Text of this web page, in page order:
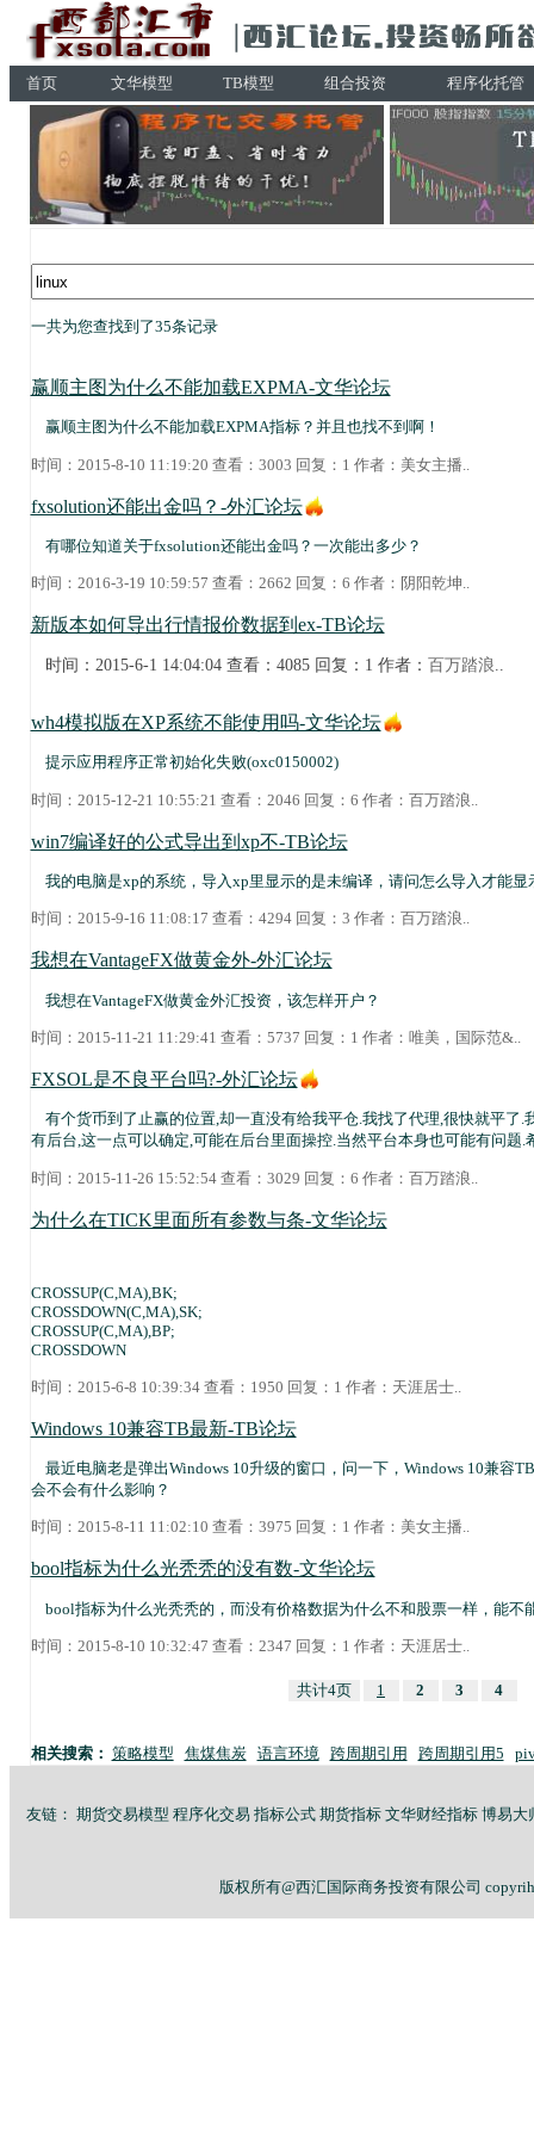
首页 文华模型 TB模型 组合投资 程序化托管
一共为您查找到了35条记录
赢顺主图为什么不能加载EXPMA-文华论坛
赢顺主图为什么不能加载EXPMA指标？并且也找不到啊！
时间：2015-8-10 11:19:20 查看：3003 回复：1 作者： 美女主播
fxsolution还能出金吗？-外汇论坛
有哪位知道关于fxsolution还能出金吗？一次能出多少？
时间：2016-3-19 10:59:57 查看：2662 回复：6 作者： 阴阳乾坤..
新版本如何导出行情报价数据到ex-TB论坛
时间：2015-6-1 14:04:04 查看：4085 回复：1 作者： 百万踏浪
wh4模拟版在XP系统不能使用吗-文华论坛
提示应用程序正常初始化失败(oxc0150002)
时间：2015-12-21 10:55:21 查看：2046 回复：6 作者： 百万踏浪
win7编译好的公式导出到xp不-TB论坛
我的电脑是xp的系统，导入xp里显示的是未编译，请问怎么导入才能显
时间：2015-9-16 11:08:17 查看：4294 回复：3 作者： 百万踏浪..
我想在VantageFX做黄金外-外汇论坛
我想在VantageFX做黄金外汇投资，该怎样开户？
时间：2015-11-21 11:29:41 查看：5737 回复：1 作者： 唯美，国际范&..
FXSOL是不良平台吗?-外汇论坛
有个货币到了止赢的位置,却一直没有给我平仓.我找了代理,很快就平了.
有后台,这一点可以确定,可能在后台里面操控.当然平台本身也可能有问题.
时间：2015-11-26 15:52:54 查看：3029 回复：6 作者： 百万踏浪
为什么在TICK里面所有参数与条-文华论坛
CROSSUP(C,MA),BK;
CROSSDOWN(C,MA),SK;
CROSSUP(C,MA),BP;
CROSSDOWN
时间：2015-6-8 10:39:34 查看：1950 回复：1 作者： 天涯居士..
Windows 10兼容TB最新-TB论坛
最近电脑老是弹出Windows 10升级的窗口，问一下，Windows 10兼容
会不会有什么影响？
时间：2015-8-11 11:02:10 查看：3975 回复：1 作者： 美女主播..
bool指标为什么光秃秃的没有数-文华论坛
bool指标为什么光秃秃的，而没有价格数据为什么不和股票一样，能不
时间：2015-8-10 10:32:47 查看：2347 回复：1 作者： 天涯居士..
共计4页 1 2 3 4
相关搜索： 策略模型 焦煤焦炭 语言环境 跨周期引用 跨周期引用5
友链： 期货交易模型 程序化交易 指标公式 期货指标 文华财经指标 博易大
版权所有@西汇国际商务投资有限公司